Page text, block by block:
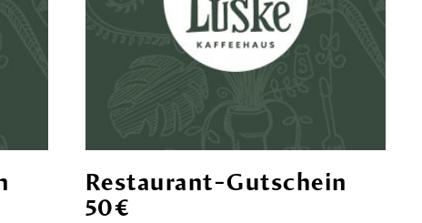
Restaurant-Gutschein
50€